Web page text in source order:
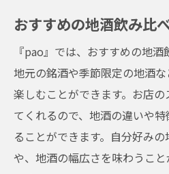
おすすめの地酒飲み比
『pao』では、おすすめの地酒
地元の銘酒や季節限定の地酒
楽しむことができます。お店
てくれるので、地酒の違いや
ることができます。自分好み
や、地酒の幅広さを味わうこ